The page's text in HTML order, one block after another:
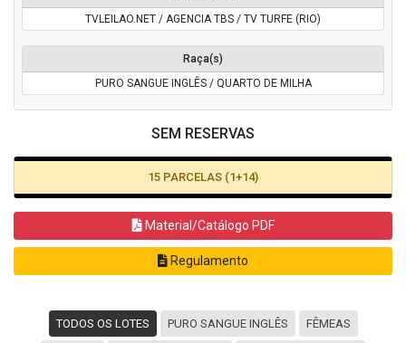
TVLEILAO.NET / AGENCIA TBS / TV TURFE (RIO)
Raça(s)
PURO SANGUE INGLÊS / QUARTO DE MILHA
SEM RESERVAS
15 PARCELAS (1+14)
Material/Catálogo PDF
Regulamento
TODOS OS LOTES PURO SANGUE INGLÊS FÊMEAS